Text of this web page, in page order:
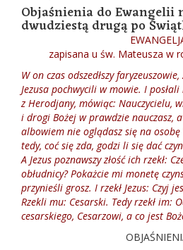
Objaśnienia do Ewangelii
dwudziestą drugą po
zapisana u św. Mateusza w
W on czas odszedłszy
Jezusa pochwycili w mowie. I
z Herodjany, mówiąc: Nauczycielu,
i drogi Bożej w prawdzie nauczasz,
albowiem nie oglądasz się na
tedy, coć się zda, godzi li się dać
A Jezus poznawszy złość ich rzekł:
obłudnicy? Pokażcie mi monetę
przynieśli grosz. I rzekł Jezus: Czyj
Rzekli mu: Cesarski. Tedy rzekł im:
cesarskiego, Cesarzowi, a co jest